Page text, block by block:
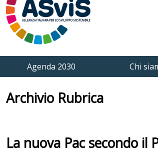
Agenda 2030 Chi
Archivio Rubrica
La nuova Pac secondo il